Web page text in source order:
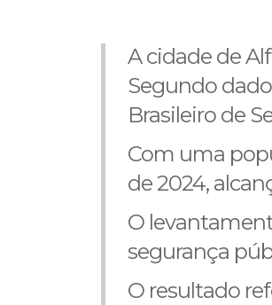
A cidade de
Segundo
Brasileiro de
Com uma
de 2024,
O
segurança
O resultado